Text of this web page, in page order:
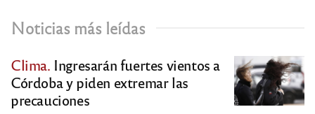
Noticias más leídas
Clima. Ingresarán fuertes vientos a
Córdoba y piden extremar las
precauciones